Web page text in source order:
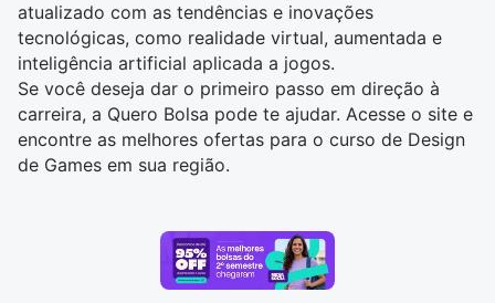
atualizado com as tendências e inovações
tecnológicas, como realidade virtual, aumentada e
inteligência artificial aplicada a jogos.
Se você deseja dar o primeiro passo em direção à
carreira, a Quero Bolsa pode te ajudar. Acesse o site e
encontre as melhores ofertas para o curso de Design
de Games em sua região.